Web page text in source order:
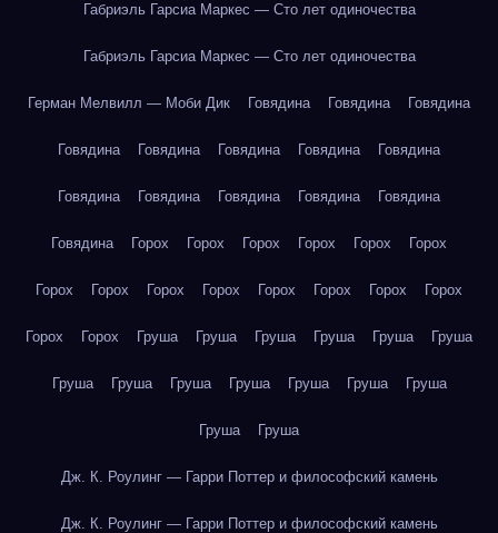
Габриэль Гарсиа Маркес — Сто лет одиночества
Габриэль Гарсиа Маркес — Сто лет одиночества
Герман Мелвилл — Моби Дик Говядина Говядина Говядина
Говядина Говядина Говядина Говядина Говядина
Говядина Говядина Говядина Говядина Говядина
Говядина Горох Горох Горох Горох Горох Горох
Горох Горох Горох Горох Горох Горох Горох Горох
Горох Горох Груша Груша Груша Груша Груша Груша
Груша Груша Груша Груша Груша Груша Груша
Груша Груша
Дж. К. Роулинг — Гарри Поттер и философский камень
Дж. К. Роулинг — Гарри Поттер и философский камень